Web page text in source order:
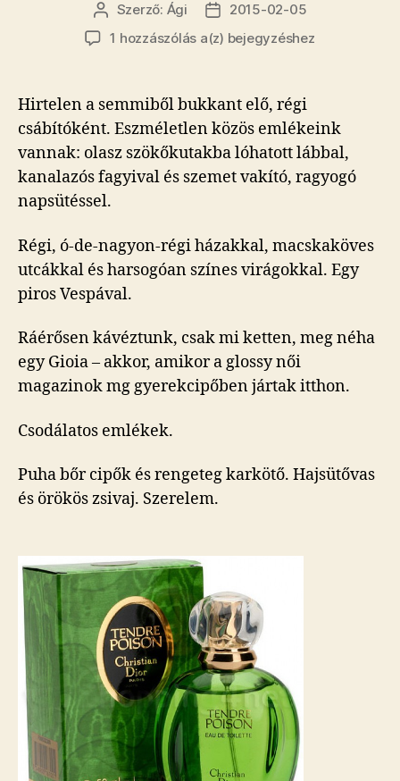
Bejegyzés
szerzője
Szerző: Ági
Bejegyzés
dátuma
2015-02-05
1 hozzászólás a(z)Csaltam,
meg
nagyon
nem
bejegyzéshez
Hirtelen a semmiből bukkant elő, régi
csábítóként. Eszméletlen közös emlékeink
vannak: olasz szökőkutakba lóhatott lábbal,
kanalazós fagyival és szemet vakító, ragyogó
napsütéssel.
Régi, ó-de-nagyon-régi házakkal, macskaköves
utcákkal és harsogóan színes virágokkal. Egy
piros Vespával.
Ráérősen kávéztunk, csak mi ketten, meg néha
egy Gioia – akkor, amikor a glossy női
magazinok mg gyerekcipőben jártak itthon.
Csodálatos emlékek.
Puha bőr cipők és rengeteg karkötő. Hajsütővas
és örökös zsivaj. Szerelem.